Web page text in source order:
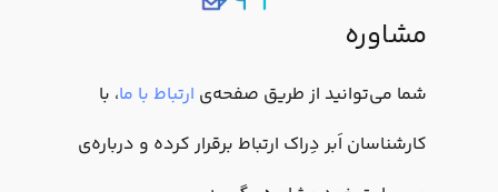
مشاوره
شما می‌توانید از طریق صفحه‌ی ارتباط با ما، با
کارشناسان اَبر دِراک ارتباط برقرار کرده و درباره‌ی